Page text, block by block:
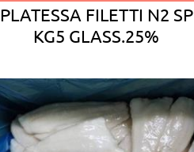
PLATESSA FILETTI N2 SP
KG5 GLASS.25%